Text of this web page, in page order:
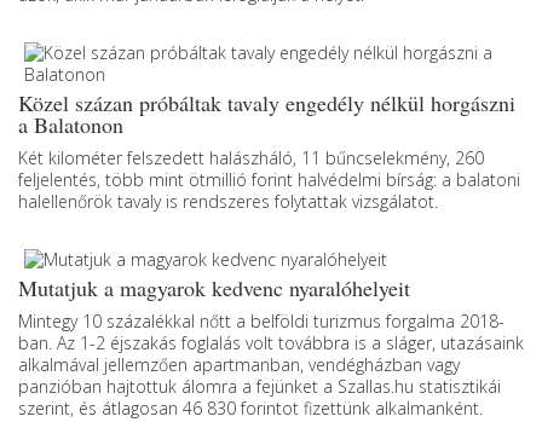
Közel százan próbáltak tavaly engedély nélkül horgászni
a Balatonon
Két kilométer felszedett halászháló, 11 bűncselekmény, 260
feljelentés, több mint ötmillió forint halvédelmi bírság: a balatoni
halellenőrök tavaly is rendszeres folytattak vizsgálatot.
Mutatjuk a magyarok kedvenc nyaralóhelyeit
Mintegy 10 százalékkal nőtt a belföldi turizmus forgalma 2018-
ban. Az 1-2 éjszakás foglalás volt továbbra is a sláger, utazásaink
alkalmával jellemzően apartmanban, vendégházban vagy
panzióban hajtottuk álomra a fejünket a Szallas.hu statisztikái
szerint, és átlagosan 46 830 forintot fizettünk alkalmanként.